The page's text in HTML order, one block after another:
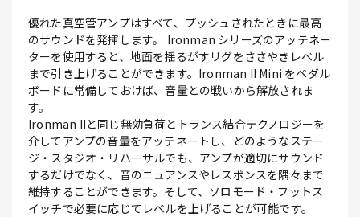
優れた真空管アンプはすべて、プッシュされたときに最高
のサウンドを発揮します。 Ironman シリーズのアッテネー
ターを使用すると、地面を揺るがすリグをささやきレベル
まで引き上げることができます。Ironman II Mini をペダル
ボードに常備しておけば、音量との戦いから解放されま
す。
Ironman IIと同じ無効負荷とトランス結合テクノロジーを
介してアンプの音量をアッテネートし、どのようなステー
ジ・スタジオ・リハーサルでも、アンプが適切にサウンド
するだけでなく、音のニュアンスやレスポンスを隅々まで
維持することができます。そして、ソロモード・フットス
イッチで必要に応じてレベルを上げることが可能です。